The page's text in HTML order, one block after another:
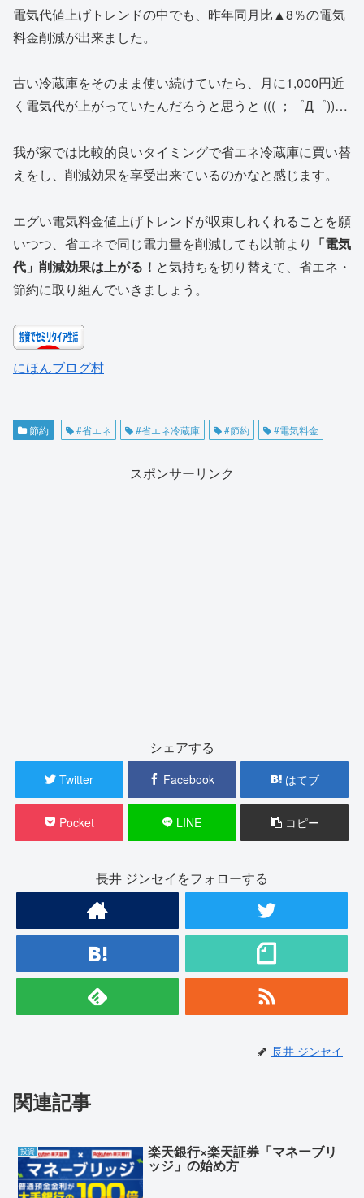
電気代値上げトレンドの中でも、昨年同月比▲8％の電気
料金削減が出来ました。
古い冷蔵庫をそのまま使い続けていたら、月に1,000円近
く電気代が上がっていたんだろうと思うと ((( ；゜Д゜))…
我が家では比較的良いタイミングで省エネ冷蔵庫に買い替
えをし、削減効果を享受出来ているのかなと感じます。
エグい電気料金値上げトレンドが収束しれくれることを願
いつつ、省エネで同じ電力量を削減しても以前より 「電気
代」削減効果は上がる！ と気持ちを切り替えて、省エネ・
節約に取り組んでいきましょう。
にほんブログ村
節約 #省エネ #省エネ冷蔵庫 #節約 #電気料金
スポンサーリンク
シェアする
Twitter Facebook はてブ
Pocket LINE コピー
長井 ジンセイをフォローする
長井 ジンセイ
関連記事
投資 楽天銀行×楽天証券「マネーブリ
ッジ」の始め方